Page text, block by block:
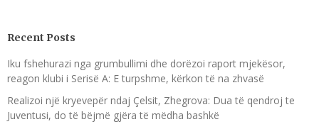
Recent Posts
Iku fshehurazi nga grumbullimi dhe dorëzoi raport mjekësor,
reagon klubi i Serisë A: E turpshme, kërkon të na zhvasë
Realizoi një kryevepër ndaj Çelsit, Zhegrova: Dua të qendroj te
Juventusi, do të bëjmë gjëra të mëdha bashkë